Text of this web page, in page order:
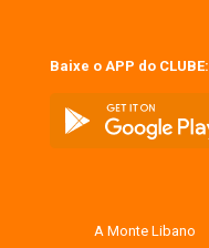
Baixe o APP do CLUBE:
A Monte Libano